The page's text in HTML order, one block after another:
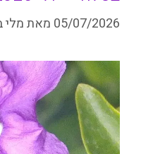
05/07/2026 מאתמלי